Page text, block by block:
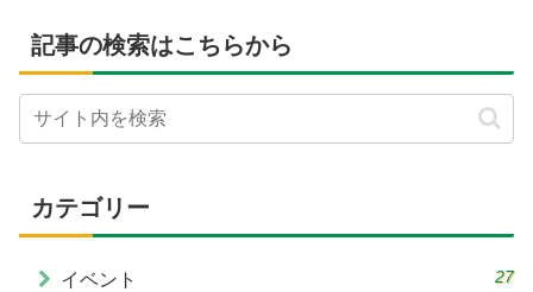
記事の検索はこちらから
カテゴリー
イベント 27